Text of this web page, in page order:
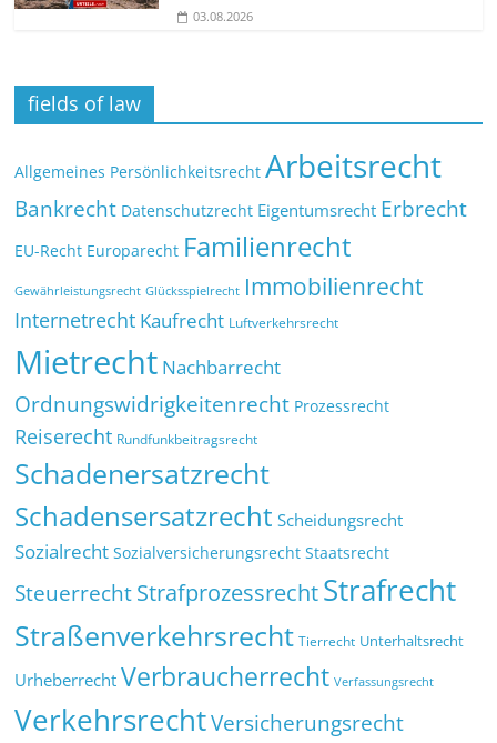
03.08.2026
fields of law
Allgemeines Persönlichkeitsrecht Arbeitsrecht
Bankrecht Datenschutzrecht Eigentumsrecht Erbrecht
EU-Recht Europarecht Familienrecht
Gewährleistungsrecht Glücksspielrecht Immobilienrecht
Internetrecht Kaufrecht Luftverkehrsrecht
Mietrecht Nachbarrecht
Ordnungswidrigkeitenrecht Prozessrecht
Reiserecht Rundfunkbeitragsrecht
Schadenersatzrecht
Schadensersatzrecht Scheidungsrecht
Sozialrecht Sozialversicherungsrecht Staatsrecht
SteuerrechtStrafprozessrechtStrafrecht
Straßenverkehrsrecht Tierrecht Unterhaltsrecht
Urheberrecht Verbraucherrecht Verfassungsrecht
VerkehrsrechtVersicherungsrecht